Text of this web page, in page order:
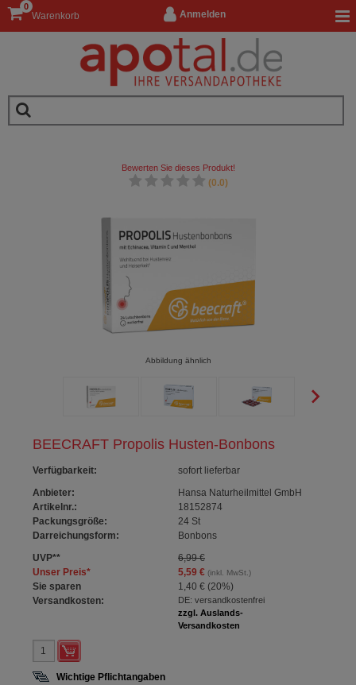
Anmelden
Warenkorb
0
BEECRAFT Propolis Husten-Bonbons
Verfügbarkeit:
sofort lieferbar
Anbieter:
Hansa Naturheilmittel GmbH
Artikelnr.:
18152874
Packungsgröße:
24 St
Darreichungsform:
Bonbons
UVP**
6,99 €
Unser Preis* 5,59 €(inkl. MwSt.)
Sie sparen 1,40 € (20%)
Versandkosten:
DE: versandkostenfrei
zzgl. Auslands-
Versandkosten
Bewerten Sie dieses Produkt!
(0.0)
Abbildung ähnlich
Wichtige Pflichtangaben